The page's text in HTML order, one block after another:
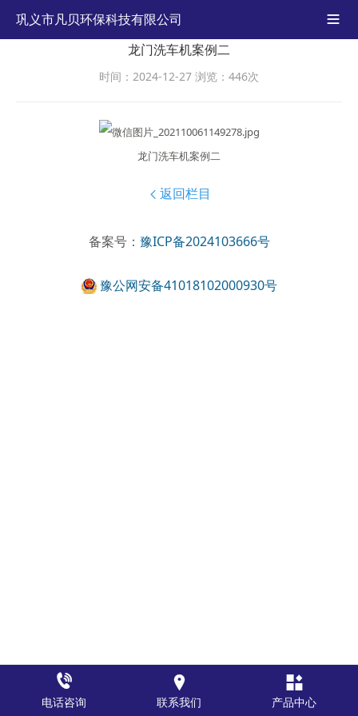
巩义市凡贝环保科技有限公司

龙门洗车机案例二
时间：2024-12-27 浏览：446次
龙门洗车机案例二
 返回栏目
备案号： 豫ICP备2024103666号
豫公网安备41018102000930号

电话咨询

联系我们

产品中心